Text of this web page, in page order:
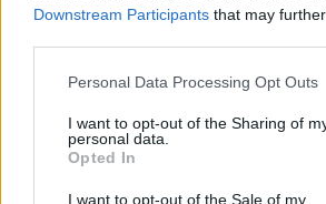
Downstream Participants that may
Please note that this website/app uses
not limited to your visit or usage
grant or deny consent to Google and its
use your data for below specified
consent section.
Personal Data Processing Opt Outs
I want to opt-out of the Sharing of
personal data.
Opted In
I want to opt-out of the Sale of my
FELIRATKOZÁS